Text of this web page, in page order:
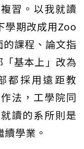
習。以我就讀
學期改成用Zoo
課程、論文指
基本上」改為
都採用遠距教
法，工學院同
讀的系所則是
學業。